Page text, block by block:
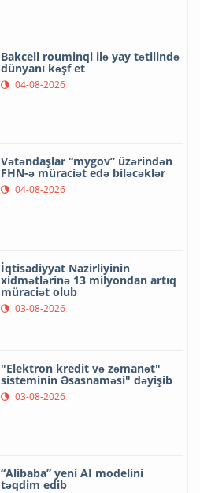
Bakcell rouminqi ilə yay tətilində
dünyanı kəşf et
04-08-2026
Vətəndaşlar “mygov” üzərindən
FHN-ə müraciət edə biləcəklər
04-08-2026
İqtisadiyyat Nazirliyinin
xidmətlərinə 13 milyondan artıq
müraciət olub
03-08-2026
"Elektron kredit və zəmanət"
sisteminin Əsasnaməsi" dəyişib
03-08-2026
“Alibaba” yeni AI modelini
təqdim edib